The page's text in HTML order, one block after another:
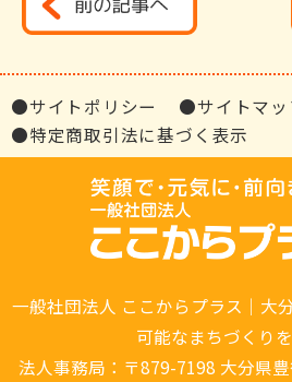
●サイトポリシー
●サイトマッ
●特定商取引法に基づく表示
一般社団法人 ここからプラス｜大
可能なまちづくり
法人事務局：〒879-7198 大分県